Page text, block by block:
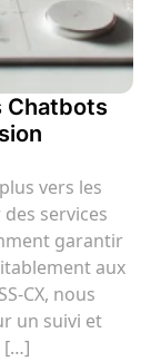
Chatbots
vers les
services
garantir
aux
CX, nous
un suivi et
[…]